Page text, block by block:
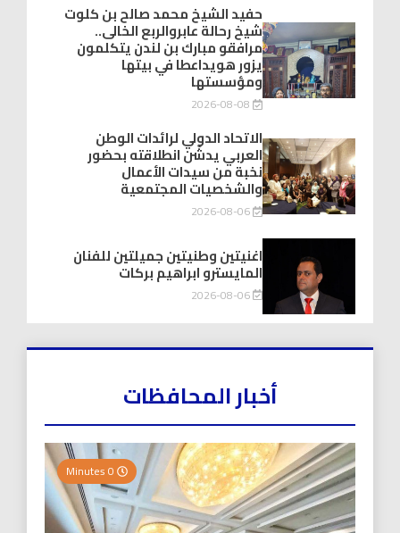
حفيد الشيخ محمد صالح بن كلوت
شيخ رحالة عابروالربع الخالى..
مرافقو مبارك بن لندن يتكلمون
يزور هويداعطا في بيتها
ومؤسستها
2026-08-08
الاتحاد الدولي لرائدات الوطن
العربي يدشّن انطلاقته بحضور
نخبة من سيدات الأعمال
والشخصيات المجتمعية
2026-08-06
اغنيتين وطنيتين جميلتين للفنان
المايسترو ابراهيم بركات
2026-08-06
أخبار المحافظات